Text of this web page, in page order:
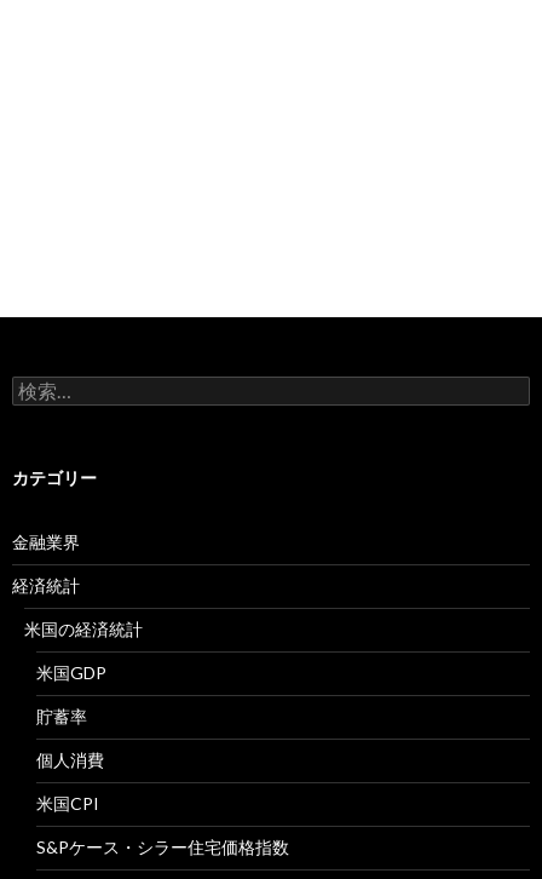
検
索:
カテゴリー
金融業界
経済統計
米国の経済統計
米国GDP
貯蓄率
個人消費
米国CPI
S&Pケース・シラー住宅価格指数